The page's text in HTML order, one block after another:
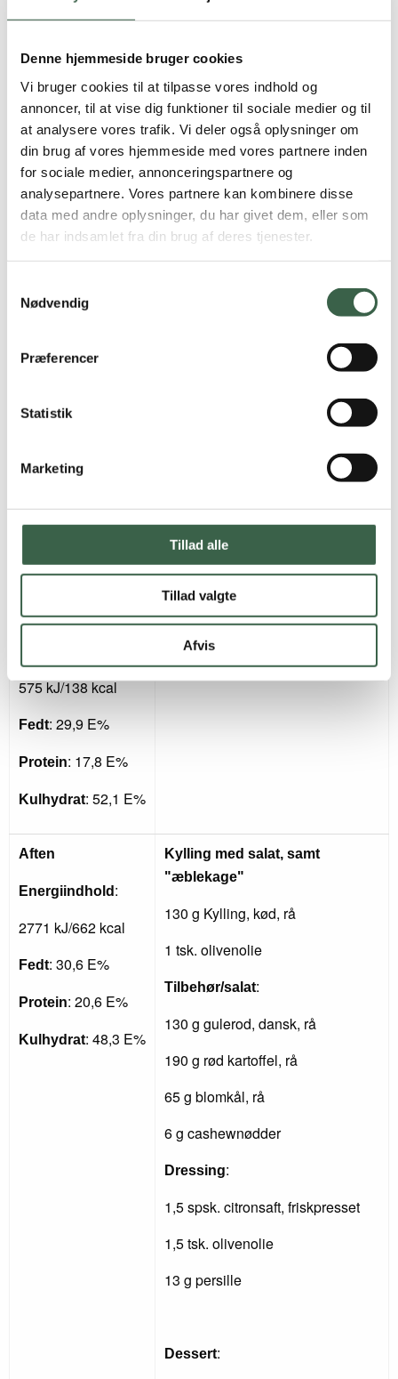
Denne hjemmeside bruger cookies
Vi bruger cookies til at tilpasse vores indhold og
annoncer, til at vise dig funktioner til sociale medier og til
at analysere vores trafik. Vi deler også oplysninger om
din brug af vores hjemmeside med vores partnere inden
for sociale medier, annonceringspartnere og
analysepartnere. Vores partnere kan kombinere disse
data med andre oplysninger, du har givet dem, eller som
de har indsamlet fra din brug af deres tjenester.
Nødvendig
Præferencer
Statistik
Marketing
Tillad alle
Tillad valgte
Afvis
85 g gulerod, dansk, rå
65 g spidskål, rå
65 g appelsin, rå
20 g rosiner
Dressing :
1,5 spsk. citronsaft, friskpresset
Skyr
Fedt: 24,9 E%
Hytteost
575 kJ/138 kcal
Fedt: 29,9 E%
Protein: 17,8 E%
Kulhydrat: 52,1 E%
26 g skyr eller 26 g hytteost
Kanel eller vaniljepulver
Aften
Energiindhold :
2771 kJ/662 kcal
Fedt: 30,6 E%
Protein: 20,6 E%
Kulhydrat: 48,3 E%
Kylling med salat, samt
"æblekage"
130 g Kylling, kød, rå
1 tsk. olivenolie
Tilbehør/salat:
130 g gulerod, dansk, rå
190 g rød kartoffel, rå
65 g blomkål, rå
6 g cashewnødder
Dressing:
1,5 spsk. citronsaft, friskpresset
1,5 tsk. olivenolie
13 g persille
Dessert: